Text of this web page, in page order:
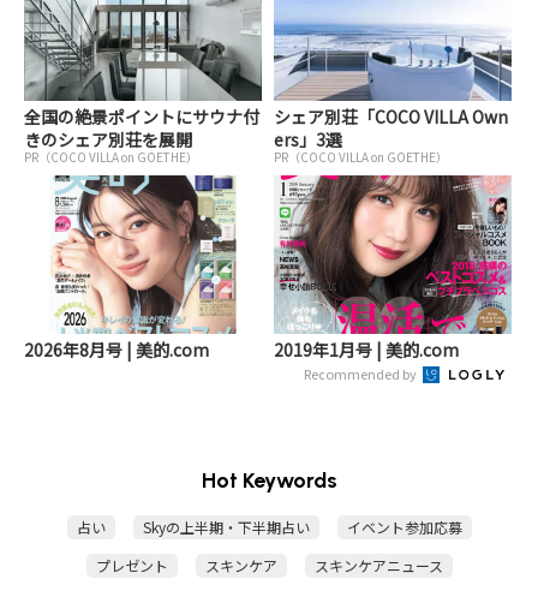
全国の絶景ポイントにサウナ付
きのシェア別荘を展開
PR（COCO VILLA on GOETHE）
シェア別荘「COCO VILLA Own
ers」3選
PR（COCO VILLA on GOETHE）
2026年8月号 | 美的.com 2019年1月号 | 美的.com
Recommended by
Hot Keywords
占い Skyの上半期・下半期占い
イベント参加応募
プレゼント
スキンケア
スキンケアニュース